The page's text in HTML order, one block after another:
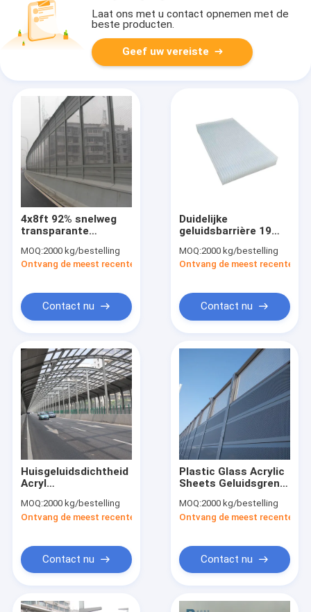
Laat ons met u contact opnemen met de
beste producten.
Geef uw vereiste
4x8ft 92% snelweg
transparante
geluidsbarrière voor
de weg
MOQ:2000 kg/bestelling
Ontvang de meest recente Prijs
Contact nu
Duidelijke
geluidsbarrière 19
Soundproof Acrylic
Sheet 4x8ft
MOQ:2000 kg/bestelling
Ontvang de meest recente
Contact nu
Huisgeluidsdichtheid
Acryl
snelweg hek
MOQ:2000 kg/bestelling
Ontvang de meest recente Prijs
Contact nu
Plastic Glass Acrylic
Sheets Geluidsgrens
MOQ:2000 kg/bestelling
Ontvang de meest recente
Contact nu